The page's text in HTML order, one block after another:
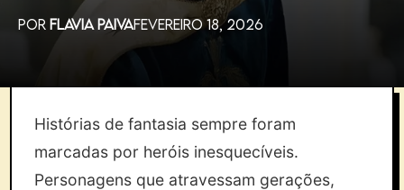
POR FLAVIA PAIVAFEVEREIRO 18, 2026
Histórias de fantasia sempre foram
marcadas por heróis inesquecíveis.
Personagens que atravessam gerações,